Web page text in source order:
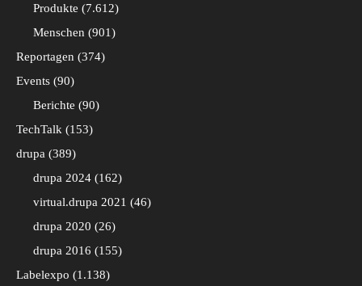
Produkte
7.612
Menschen
901
Reportagen
374
Events 90
Berichte
90
TechTalk
153
drupa
389
drupa 2024
162
virtual.drupa 2021
46
drupa 2020
26
drupa 2016
155
Labelexpo
1.138